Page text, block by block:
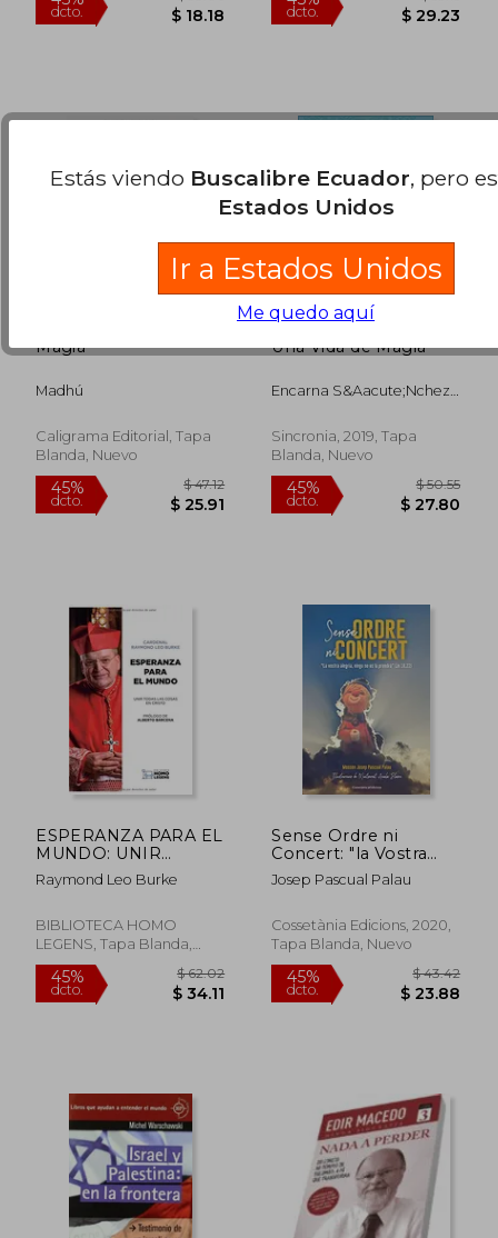
45%
dcto.
$ 38.83
$ 21.36
45%
dcto. $
Magia
Madhú
Caligrama Editorial, Tapa
Blanda, Nuevo
Una Vida de Magia
Encarna S&Aacute;Nchez
Rod&Eacute;S Pascal
Sincronia, 2019, Tapa
Blanda, Nuevo
ESPERANZA PARA EL
MUNDO: UNIR
TODAS LAS COSAS
EN CRISTO (Spanish
Raymond Leo Burke
BIBLIOTECA HOMO
LEGENS, Tapa Blanda,
Nuevo
Sense Ordre ni
Concert: "la Vostra
Alegria, Ningú no us
la Prendrà" (jn 16,22):
Catalán)
Josep Pascual Palau
Cossetània Edicions, 2020,
Tapa Blanda, Nuevo
Estás viendo Buscalibre Ecuador, pero
Estados Unidos
Ir a Estados Unidos
Me quedo aquí